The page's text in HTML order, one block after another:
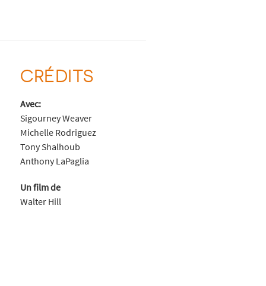
CRÉDITS
Avec:
Sigourney Weaver
Michelle Rodriguez
Tony Shalhoub
Anthony LaPaglia
Un film de
Walter Hill